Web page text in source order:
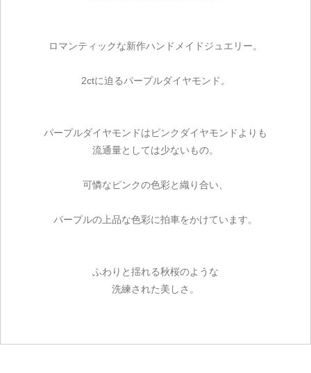
ロマンティックな新作ハンドメイドジュエリー。
2ctに迫るパープルダイヤモンド。
パープルダイヤモンドはピンクダイヤモンドよりも
流通量としては少ないもの。
可憐なピンクの色彩と織り合い、
パープルの上品な色彩に拍車をかけています。
ふわりと揺れる秋桜のような
洗練された美しさ。